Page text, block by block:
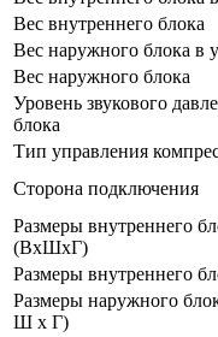
Вес внутреннего блока
Вес наружного блока в
Вес наружного блока
Уровень звукового
блока
Тип управления
Сторона подключения
Размеры внутреннего
(ВхШхГ)
Размеры внутреннего
Размеры наружного
Ш х Г)